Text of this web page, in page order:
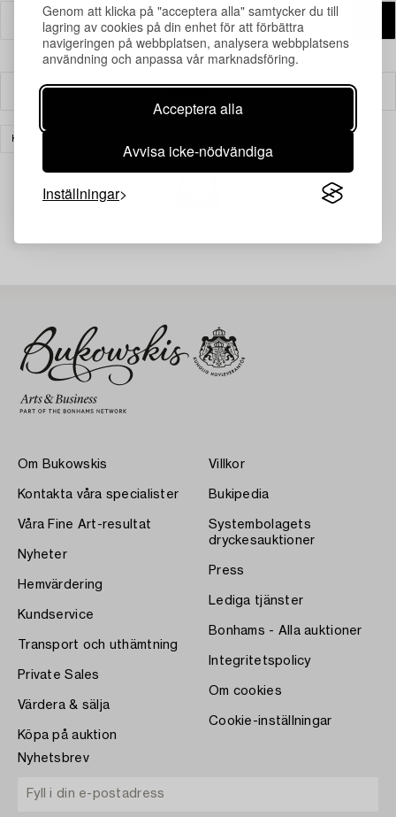
Genom att klicka på "acceptera alla" samtycker du till
lagring av cookies på din enhet för att förbättra
navigeringen på webbplatsen, analysera webbplatsens
användning och anpassa vår marknadsföring.
Acceptera alla
Avvisa icke-nödvändiga
Inställningar
Filter
KONST
Om Bukowskis
Kontakta våra specialister
Våra Fine Art-resultat
Nyheter
Hemvärdering
Kundservice
Transport och uthämtning
Private Sales
Värdera & sälja
Köpa på auktion
Villkor
Bukipedia
Systembolagets
dryckesauktioner
Press
Lediga tjänster
Bonhams - Alla auktioner
Integritetspolicy
Om cookies
Cookie-inställningar
Nyhetsbrev